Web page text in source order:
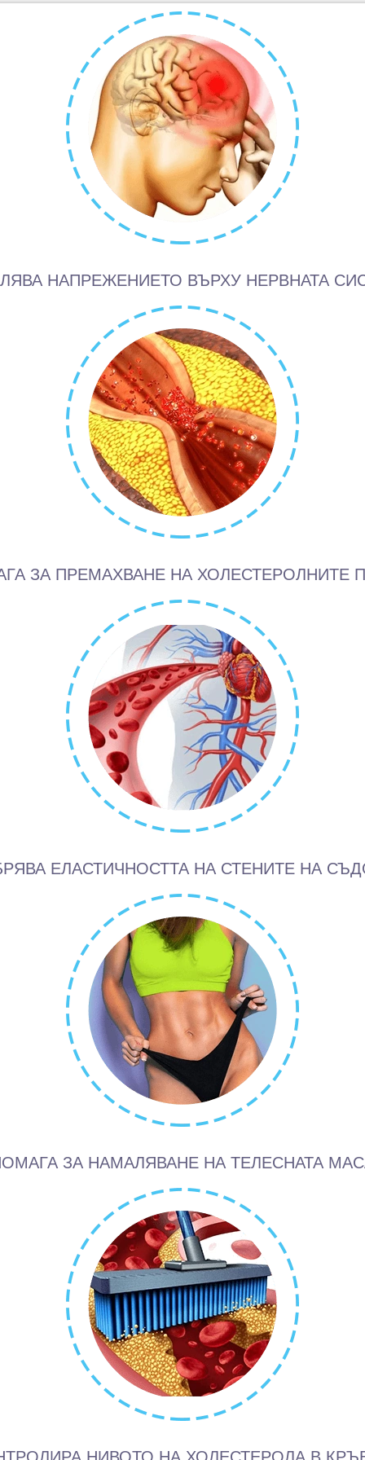
НАПРЕЖЕНИЕТО ВЪРХУ НЕРВНАТА
ЗА ПРЕМАХВАНЕ НА ХОЛЕСТЕРОЛНИТЕ
ЕЛАСТИЧНОСТТА НА СТЕНИТЕ НА
ЗА НАМАЛЯВАНЕ НА ТЕЛЕСНАТА